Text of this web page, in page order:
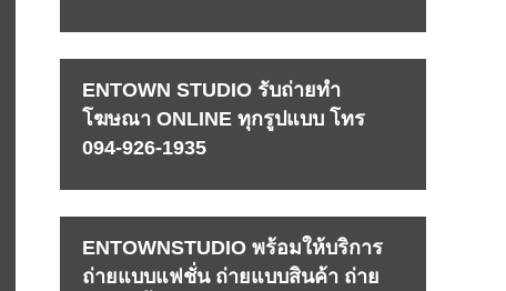
ENTOWN STUDIO รับถ่ายทำ
โฆษณา ONLINE ทุกรูปแบบ โทร
094-926-1935
ENTOWNSTUDIO พร้อมให้บริการ
ถ่ายแบบแฟชั่น ถ่ายแบบสินค้า ถ่าย